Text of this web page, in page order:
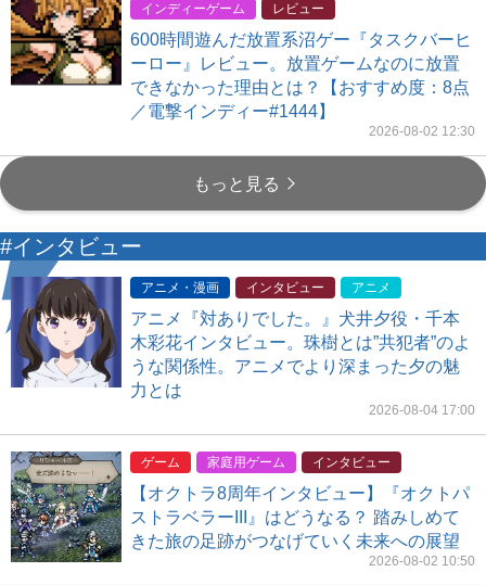
インディーゲーム
レビュー
600時間遊んだ放置系沼ゲー『タスクバーヒ
ーロー』レビュー。放置ゲームなのに放置
できなかった理由とは？【おすすめ度：8点
／電撃インディー#1444】
2026-08-02 12:30
もっと見る
#インタビュー
アニメ・漫画 インタビュー アニメ
アニメ『対ありでした。』犬井夕役・千本
木彩花インタビュー。珠樹とは”共犯者”のよ
うな関係性。アニメでより深まった夕の魅
力とは
2026-08-04 17:00
ゲーム 家庭用ゲーム インタビュー
【オクトラ8周年インタビュー】『オクトパ
ストラベラーIII』はどうなる？ 踏みしめて
きた旅の足跡がつなげていく未来への展望
2026-08-02 10:50